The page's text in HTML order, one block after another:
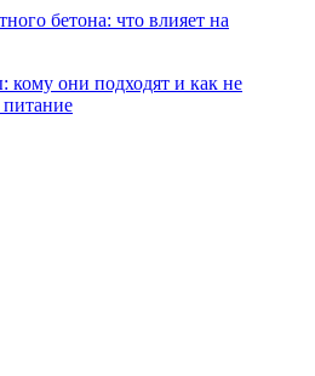
бетона: что влияет на
кому они подходят и как не